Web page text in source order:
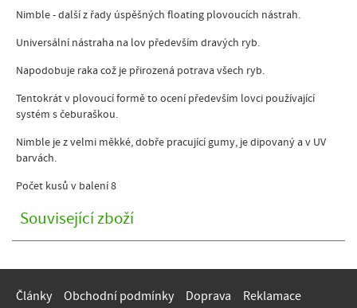
Nimble - další z řady úspěšných floating plovoucích nástrah.
Universální nástraha na lov především dravých ryb.
Napodobuje raka což je přirozená potrava všech ryb.
Tentokrát v plovoucí formě to ocení především lovci používající
systém s čeburaškou.
Nimble je z velmi měkké, dobře pracující gumy, je dipovaný a v UV
barvách.
Počet kusů v balení 8
Související zboží
Články Obchodní podmínky Doprava Reklamace